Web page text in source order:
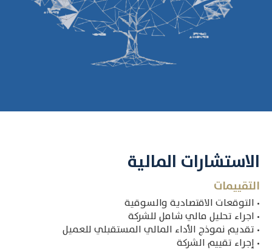
الاستشارات المالية
التقييمات
• التوقعات الاقتصادية والسوقية
• اجراء تحليل مالي شامل للشركة
• تقديم نموذج الأداء المالي المستقبلي للعميل
• إجراء تقييم الشركة